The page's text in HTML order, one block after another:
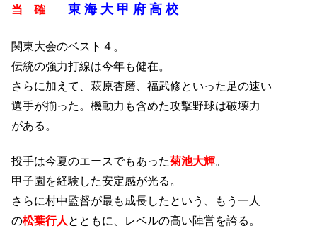
当 確 東 海 大 甲 府 高 校
関東大会のベスト４。
伝統の強力打線は今年も健在。
さらに加えて、萩原杏磨、福武修といった足の速い
選手が揃った。機動力も含めた攻撃野球は破壊力
がある。
投手は今夏のエースでもあった菊池大輝。
甲子園を経験した安定感が光る。
さらに村中監督が最も成長したという、もう一人
の松葉行人 とともに、レベルの高い陣営を誇る。